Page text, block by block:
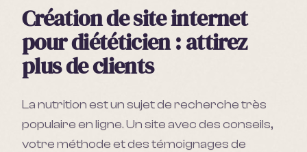
Création de site internet
pourdiététicien: attirez
plus de clients
La nutrition est un sujet de recherche très
populaire en ligne. Un site avec des conseils,
votre méthode et des témoignages de